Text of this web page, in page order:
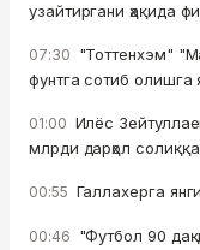
узайтиргани ҳақида
07:30 "Тоттенхэм"
фунтга сотиб олишга
01:00 Илёс
млрди дарҳол
00:55 Галлахерга
00:46 "Футбол 90